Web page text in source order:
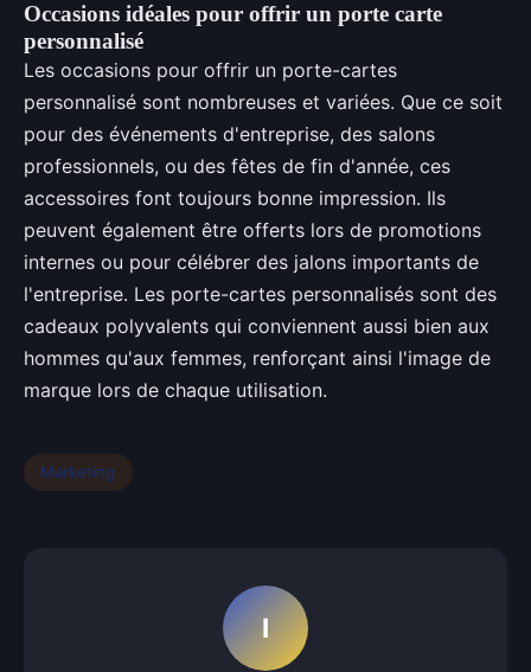
Occasions idéales pour offrir un porte carte
personnalisé
Les occasions pour offrir un porte-cartes
personnalisé sont nombreuses et variées. Que ce soit
pour des événements d'entreprise, des salons
professionnels, ou des fêtes de fin d'année, ces
accessoires font toujours bonne impression. Ils
peuvent également être offerts lors de promotions
internes ou pour célébrer des jalons importants de
l'entreprise. Les porte-cartes personnalisés sont des
cadeaux polyvalents qui conviennent aussi bien aux
hommes qu'aux femmes, renforçant ainsi l'image de
marque lors de chaque utilisation.
Marketing
I